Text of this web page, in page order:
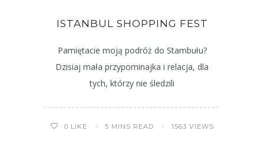
ISTANBUL SHOPPING FEST
Pamiętacie moją podróż do Stambułu?
Dzisiaj mała przypominajka i relacja, dla
tych, którzy nie śledzili
0 LIKE 5 MINS READ 1563 VIEWS